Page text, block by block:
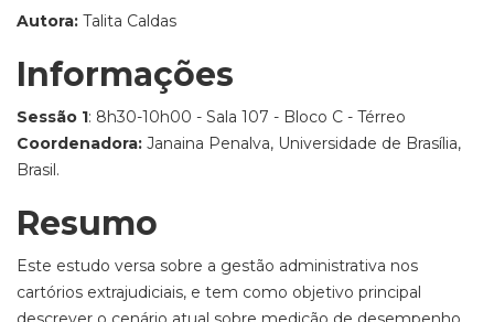
Autora: Talita Caldas
Informações
Sessão 1: 8h30-10h00 - Sala 107 - Bloco C - Térreo
Coordenadora: Janaina Penalva, Universidade de Brasília,
Brasil.
Resumo
Este estudo versa sobre a gestão administrativa nos
cartórios extrajudiciais, e tem como objetivo principal